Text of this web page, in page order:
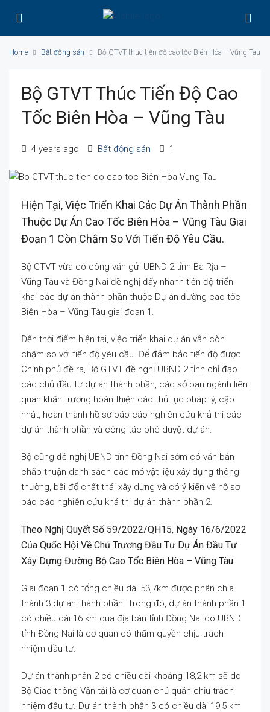
Home Bất động sản Bộ GTVT thúc tiến độ cao tốc Biên Hòa – Vũng Tàu
Bộ GTVT Thúc Tiến Độ Cao
Tốc Biên Hòa – Vũng Tàu
4 years ago Bất động sản 1
Hiện Tại, Việc Triển Khai Các Dự Án Thành Phần
Thuộc Dự Án Cao Tốc Biên Hòa – Vũng Tàu Giai
Đoạn 1 Còn Chậm So Với Tiến Độ Yêu Cầu.
Bộ GTVT vừa có công văn gửi UBND 2 tỉnh Bà Rịa –
Vũng Tàu và Đồng Nai đề nghị đẩy nhanh tiến độ triển
khai các dự án thành phần thuộc Dự án đường cao tốc
Biên Hòa – Vũng Tàu giai đoạn 1.
Đến thời điểm hiện tại, việc triển khai dự án vẫn còn
chậm so với tiến độ yêu cầu. Để đảm bảo tiến độ được
Chính phủ đề ra, Bộ GTVT đề nghị UBND 2 tỉnh chỉ đạo
các chủ đầu tư dự án thành phần, các sở ban ngành liên
quan khẩn trương hoàn thiện các thủ tục pháp lý, cập
nhật, hoàn thành hồ sơ báo cáo nghiên cứu khả thi các
dự án thành phần và công tác phê duyệt dự án.
Bộ cũng đề nghị UBND tỉnh Đồng Nai sớm có văn bản
chấp thuận danh sách các mỏ vật liệu xây dựng thông
thường, bãi đổ chất thải xây dựng và có ý kiến về hồ sơ
báo cáo nghiên cứu khả thi dự án thành phần 2.
Theo Nghị Quyết Số 59/2022/QH15, Ngày 16/6/2022
Của Quốc Hội Về Chủ Trương Đầu Tư Dự Án Đầu Tư
Xây Dựng Đường Bộ Cao Tốc Biên Hòa – Vũng Tàu:
Giai đoạn 1 có tổng chiều dài 53,7km được phân chia
thành 3 dự án thành phần. Trong đó, dự án thành phần 1
có chiều dài 16 km qua địa bàn tỉnh Đồng Nai do UBND
tỉnh Đồng Nai là cơ quan có thẩm quyền chịu trách
nhiệm đầu tư.
Dự án thành phần 2 có chiều dài khoảng 18,2 km sẽ do
Bộ Giao thông Vận tải là cơ quan chủ quản chịu trách
nhiệm đầu tư. Dự án thành phần 3 có chiều dài 19,5 km